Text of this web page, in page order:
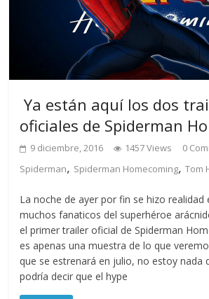
Ya están aquí los dos
oficiales de Spiderman
9 diciembre, 2016 1457 Views 0
Spiderman, Spiderman Homecoming,Tom
La noche de ayer por fin se hizo realidad
muchos fanaticos del superhéroe
el primer trailer oficial de Spiderman
es apenas una muestra de lo que
que se estrenará en julio, no estoy nada
podría decir que el hype